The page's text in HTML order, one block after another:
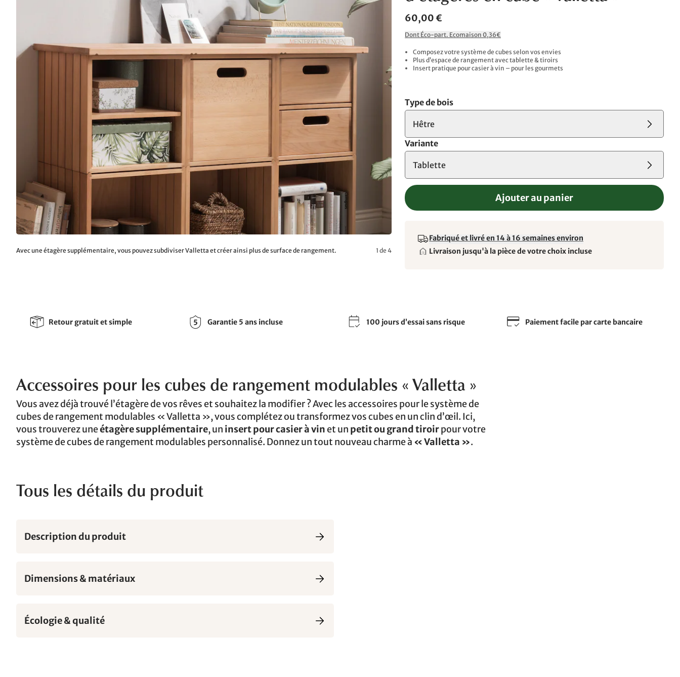
Avec une étagère supplémentaire, vous pouvez subdiviser Valletta et créer ainsi plus de surface de rangement. 1 de 4
60,00 €
Dont Éco-part. Ecomaison 0,36€
Composez votre système de cubes selon vos envies
Plus d’espace de rangement avec tablette & tiroirs
Insert pratique pour casier à vin – pour les gourmets
Type de bois
Hêtre
Variante
Tablette
Ajouter au panier
Fabriqué et livré en 14 à 16 semaines environ
Livraison jusqu'à la pièce de votre choix incluse
Retour gratuit et simple Garantie 5 ans incluse 100 jours d’essai sans risque Paiement facile par carte bancaire
Accessoires pour les cubes de rangement modulables « Valletta »
Vous avez déjà trouvé l’étagère de vos rêves et souhaitez la modifier ? Avec les accessoires pour le système de
cubes de rangement modulables « Valletta », vous complétez ou transformez vos cubes en un clin d’œil. Ici,
vous trouverez uneétagère supplémentaire, un insert pour casier à vin et un petit ou grand tiroirpour votre
système de cubes de rangement modulables personnalisé. Donnez un tout nouveau charme à « Valletta ».
Tous les détails du produit
Description du produit
Dimensions & matériaux
Écologie & qualité